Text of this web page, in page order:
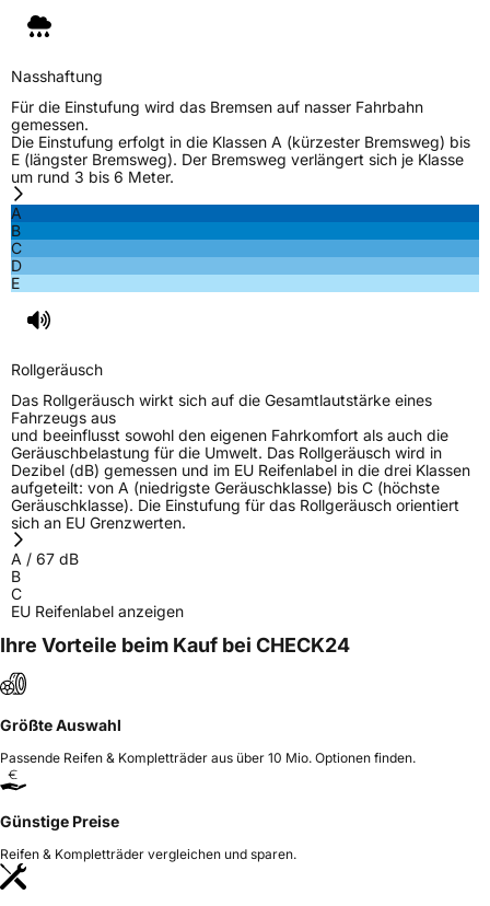
EU Label
NasshaftungA
Rollgeräusch (Klasse)A
Rollgeräusch (dB)67
Allgemeine Produktsicherheit (GPSR)
HerstellerkontaktDavanti World B.V.
Verantwortliche in
der EU
Keizersgrach 62-64 1015 CS Amsterdam
Netherlands
Nasshaftung
Für die Einstufung wird das Bremsen auf nasser Fahrbahn
gemessen.
Die Einstufung erfolgt in die Klassen A (kürzester Bremsweg) bis
E (längster Bremsweg). Der Bremsweg verlängert sich je Klasse
um rund 3 bis 6 Meter.
A
B
C
D
E
Rollgeräusch
Das Rollgeräusch wirkt sich auf die Gesamtlautstärke eines
Fahrzeugs aus
und beeinflusst sowohl den eigenen Fahrkomfort als auch die
Geräuschbelastung für die Umwelt. Das Rollgeräusch wird in
Dezibel (dB) gemessen und im EU Reifenlabel in die drei Klassen
aufgeteilt: von A (niedrigste Geräuschklasse) bis C (höchste
Geräuschklasse). Die Einstufung für das Rollgeräusch orientiert
sich an EU Grenzwerten.
A / 67 dB
B
C
EU Reifenlabel anzeigen
Ihre Vorteile beim Kauf bei CHECK24
Größte Auswahl
Passende Reifen & Kompletträder aus über 10 Mio. Optionen finden.
Günstige Preise
Reifen & Kompletträder vergleichen und sparen.